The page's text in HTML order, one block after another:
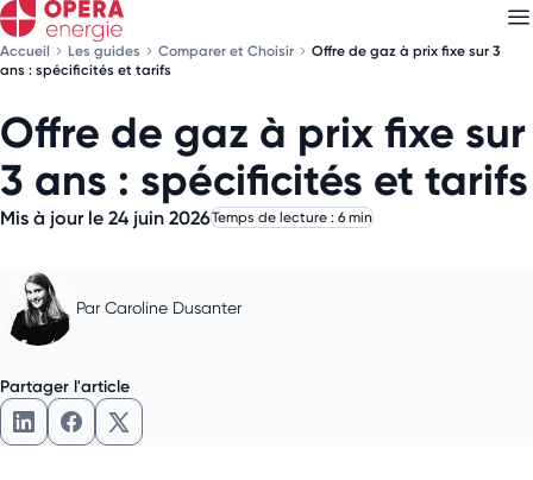
Accueil Les guides Comparer et Choisir
Offre de gaz à prix fixe sur 3
ans : spécificités et tarifs
Offre de gaz à prix fixe sur
3 ans : spécificités et tarifs
Mis à jour le 24 juin 2026Temps de lecture : 6 min
Par Caroline Dusanter
Partager l'article
Partager l'article sur LinkedIn
Partager l'article sur Facebook
Partager l'article sur X
Découvrez nosnewsletters
Choisissez les newsletters qui vous intéressent